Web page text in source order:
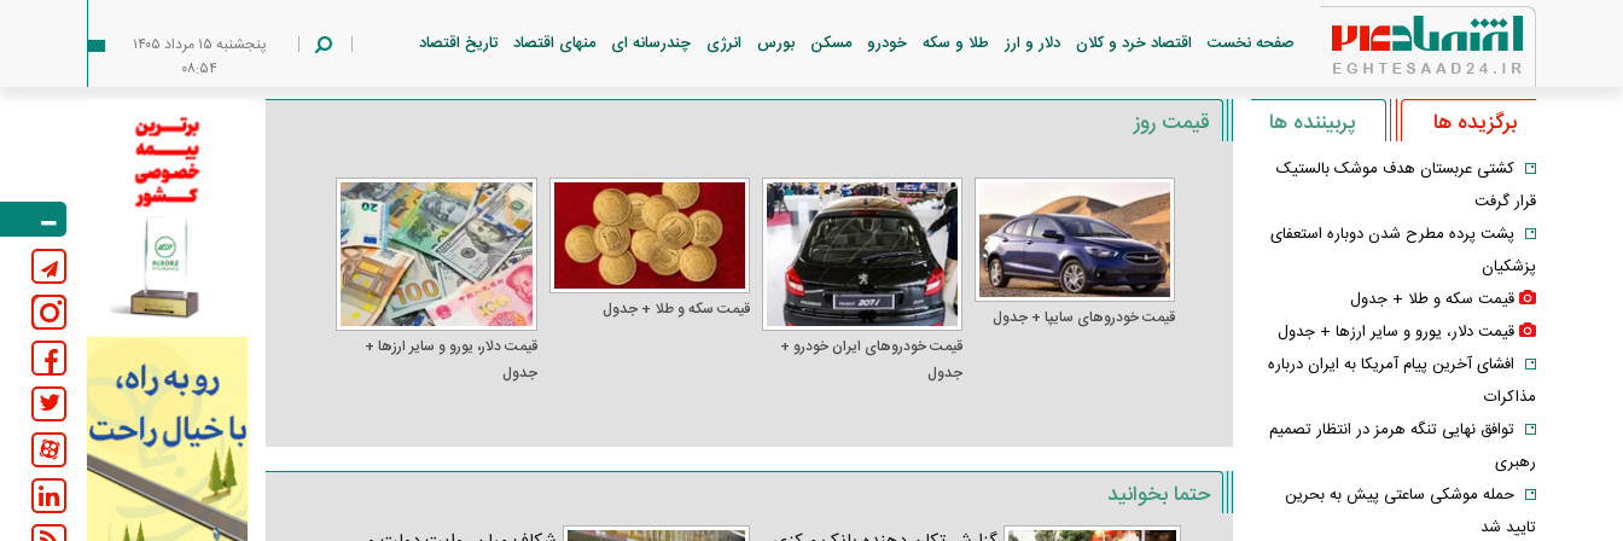
صفحه نخست اقتصاد خرد و کلان دلار و ارز طلا و سکه خودرو مسکن بورس انرژی چندرسانه ای منهای اقتصاد تاریخ اقتصاد
پنجشنبه ۱۵ مرداد ۱۴۰۵
۰۸:۵۴
قیمت روز
قیمت خودرو‌های سایپا + جدول
قیمت خودرو‌های ایران خودرو +
جدول
قیمت سکه و طلا + جدول
قیمت دلار، یورو و سایر ارز‌ها +
جدول
حتما بخوانید
برگزیده ها پربیننده ها
کشتی عربستان هدف موشک بالستیک
قرار گرفت
پشت پرده مطرح شدن دوباره استعفای
پزشکیان
قیمت سکه و طلا + جدول
قیمت دلار، یورو و سایر ارز‌ها + جدول
افشای آخرین پیام آمریکا به ایران درباره
مذاکرات
توافق نهایی تنگه هرمز در انتظار تصمیم
رهبری
حمله موشکی ساعتی پیش به بحرین
تایید شد